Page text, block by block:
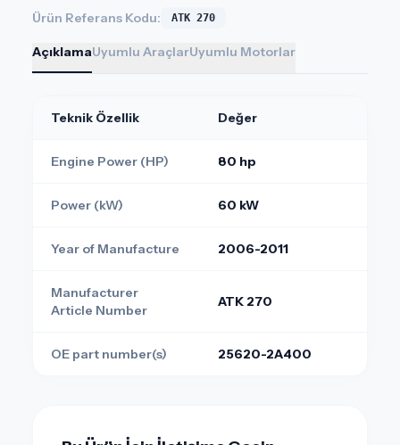
Ürün Referans Kodu: ATK 270
AçıklamaUyumlu AraçlarUyumlu Motorlar
Teknik Özellik Değer
Engine Power (HP) 80 hp
Power (kW) 60 kW
Year of Manufacture 2006-2011
Manufacturer
Article Number
ATK 270
OE part number(s) 25620-2A400